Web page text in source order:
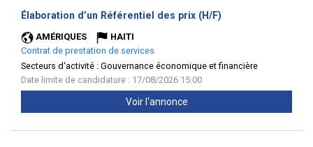
Élaboration d’un Référentiel des prix (H/F)
AMÉRIQUES
HAITI
Contrat de prestation de services
Secteurs d'activité : Gouvernance économique et financière
Date limite de candidature : 17/08/2026 15:00
Voir l'annonce